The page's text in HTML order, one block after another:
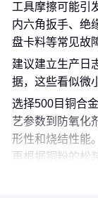
工具摩擦可能引
内六角扳手、绝
盘卡料等常见故
建议建立生产日
据，这些看似微
选择500目铜合
艺参数到防氧化
形性和烧结性能
再根据铜粉的松